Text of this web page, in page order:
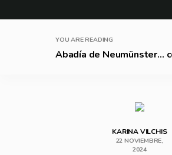
YOU ARE READING
Abadía de Neumünster…
KARINA VILCHIS
22 NOVIEMBRE,
2024